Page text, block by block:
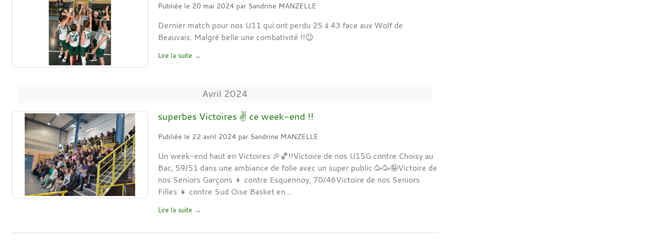
Publiée le 20 mai 2024 par Sandrine MANZELLE
Dernier match pour nos U11 qui ont perdu 25 à 43 face aux Wolf de
Beauvais. Malgré belle une combativité !!😉
Lire la suite
Avril 2024
superbes Victoires ✌️ ce week-end !!
Publiée le 22 avril 2024 par Sandrine MANZELLE
Un week-end haut en Victoires 🎉🏀!!Victoire de nos U15G contre Choisy au
Bac, 59/51 dans une ambiance de folie avec un super public 🥳🥳🤪Victoire de
nos Seniors Garçons 👦 contre Esquennoy, 70/46Victoire de nos Seniors
Filles 👧 contre Sud Oise Basket en...
Lire la suite